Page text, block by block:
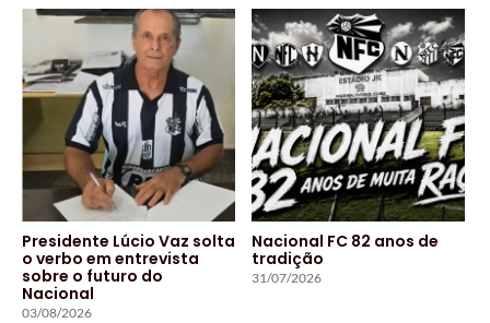
Presidente Lúcio Vaz solta
o verbo em entrevista
sobre o futuro do
Nacional
03/08/2026
Nacional FC 82 anos de
tradição
31/07/2026